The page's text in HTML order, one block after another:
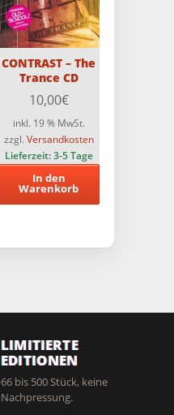
CONTRAST – The
Trance CD
10,00€
inkl. 19 % MwSt.
zzgl. Versandkosten
Lieferzeit:3-5 Tage
In den
Warenkorb
LIMITIERTE
EDITIONEN
66 bis 500 Stück, keine
Nachpressung.